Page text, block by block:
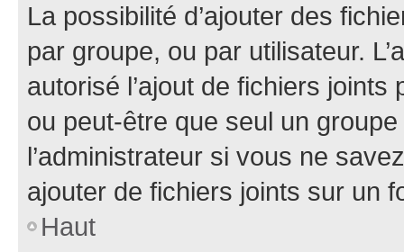
La possibilité d’ajouter des
par groupe, ou par utilisateur.
autorisé l’ajout de fichiers
ou peut-être que seul un
l’administrateur si vous ne
ajouter de fichiers joints sur un
Haut